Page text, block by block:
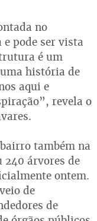
no
pode ser vista
é um
história de
aqui e
revela o
também na
240 árvores de
ontem.
de
de